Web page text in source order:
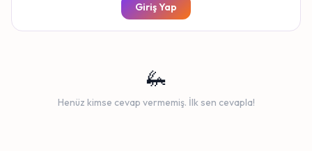
Giriş Yap
🦗
Henüz kimse cevap vermemiş. İlk sen cevapla!